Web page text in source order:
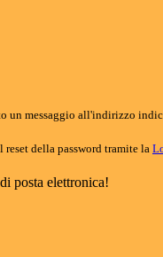
un messaggio all'indirizzo
della password tramite la
posta elettronica!